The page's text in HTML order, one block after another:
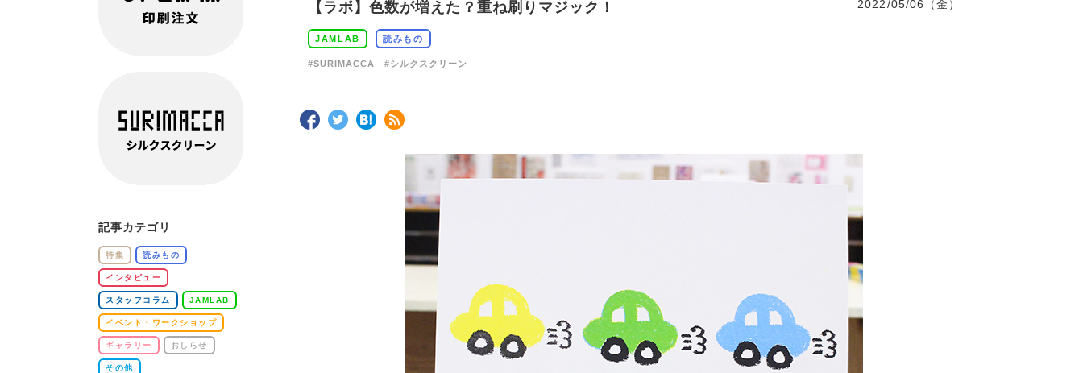
【ラボ】色数が増えた？重ね刷りマジック！ 2022/05/06（金）
JAMLAB 読みもの
#SURIMACCA #シルクスクリーン
記事カテゴリ
特集 読みもの
インタビュー
スタッフコラム JAMLAB
イベント・ワークショップ
ギャラリー おしらせ
その他